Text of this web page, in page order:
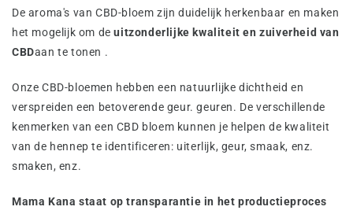
De aroma's van CBD-bloem zijn duidelijk herkenbaar en maken
het mogelijk om deuitzonderlijke kwaliteit en zuiverheid van
CBDaan te tonen .
Onze CBD-bloemen hebben een natuurlijke dichtheid en
verspreiden een betoverende geur. geuren. De verschillende
kenmerken van een CBD bloem kunnen je helpen de kwaliteit
van de hennep te identificeren: uiterlijk, geur, smaak, enz.
smaken, enz.
Mama Kana staat op transparantie in het productieproces